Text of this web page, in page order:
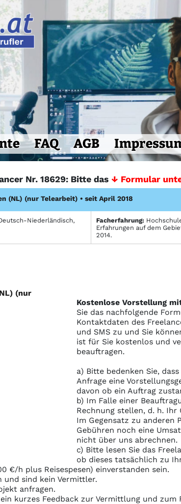
FAQ AGB
Nr. 18629: Bitte das ↓ Formular
(NL) (nur Telearbeit) • seit April 2018
Niederländisch,
Facher­fahrung:
Erfahrungen auf dem
2014.
(nur
Kostenlose Vorstellung
Sie das nachfolgende
Kontaktdaten des
und SMS zu und Sie
ist für Sie kostenlos und
beauftragen.
a) Bitte bedenken Sie,
Anfrage eine
davon ob ein Auftrag
b) Im Falle einer
Rechnung stellen, d. h. Ihr
Im Gegensatz zu anderen
Gebühren noch eine
nicht über uns abrechnen.
c) Bitte lesen Sie das
ob dieses tatsächlich zu
€/h plus Reisespesen) einverstanden sein.
und sind kein Vermittler.
anfragen.
kurzes Feedback zur Vermittlung und zum